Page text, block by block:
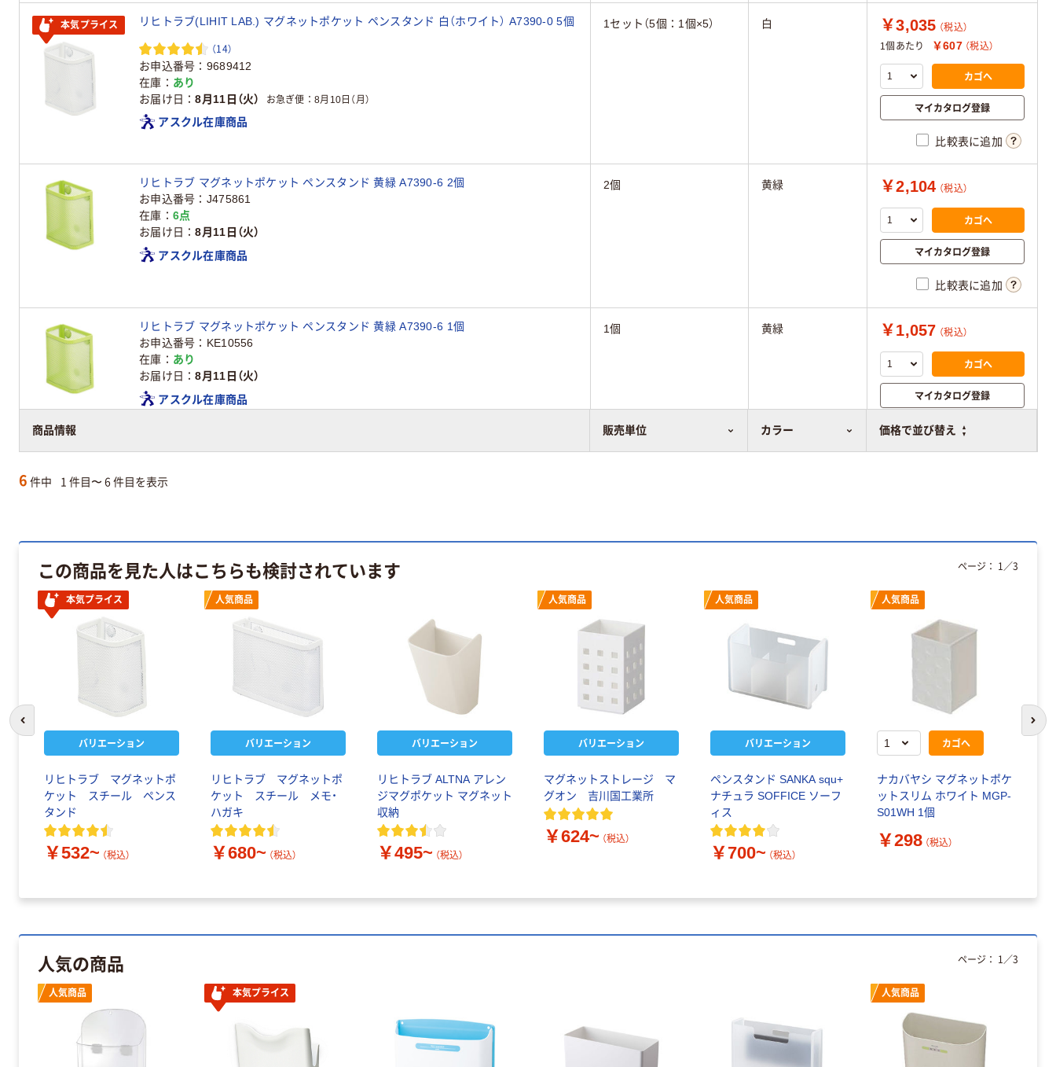
商品情報 販売単位 カラー 価格で並び替え
本気プライス リヒトラブ(LIHIT LAB.) マグネットポケット ペンスタンド 白（ホワイト） A7390-0 5個
（14）
お申込番号
9689412
在庫
あり
お届け日
8月11日（火） お急ぎ便 8月10日（月）
アスクル在庫商品
1セット（5個：1個×5） 白 ￥3,035 （税込）
1個あたり
￥607 （税込）
カゴへ
マイカタログ登録
比較表に追加
リヒトラブ マグネットポケット ペンスタンド 黄緑 A7390-6 2個
お申込番号
J475861
在庫
6点
お届け日
8月11日（火）
アスクル在庫商品
2個 黄緑 ￥2,104 （税込）
カゴへ
マイカタログ登録
比較表に追加
リヒトラブ マグネットポケット ペンスタンド 黄緑 A7390-6 1個
お申込番号
KE10556
在庫
あり
お届け日
8月11日（火）
アスクル在庫商品
1個 黄緑 ￥1,057 （税込）
カゴへ
マイカタログ登録
比較表に追加
6 件中 1 件目〜 6 件目を表示
この商品を見た人はこちらも検討されています
本気プライス
バリエーション
リヒトラブ マグネットポ
ケット スチール ペンス
タンド
￥532~ （税込）
人気商品
バリエーション
リヒトラブ マグネットポ
ケット スチール メモ・
ハガキ
￥680~ （税込）
バリエーション
リヒトラブ ALTNA アレン
ジマグポケット マグネット
収納
￥495~ （税込）
人気商品
バリエーション
マグネットストレージ マ
グオン 吉川国工業所
￥624~ （税込）
人気商品
バリエーション
ペンスタンド SANKA squ+
ナチュラ SOFFICE ソーフ
ィス
￥700~ （税込）
人気商品
カゴへ
ナカバヤシ マグネットポケ
ットスリム ホワイト MGP-
S01WH 1個
￥298 （税込）
ページ： 1 ／3
前のスライドへ 次
人気の商品
人気商品 本気プライス 人気商品
ページ： 1 ／3